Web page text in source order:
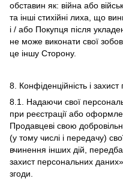
обставин як: війна або
та інші стихійні лиха, що
і / або Покупця після
не може виконати свої
це іншу Сторону.
8. Конфіденційність і
8.1. Надаючи свої
при реєстрації або
Продавцеві свою
(у тому числі і передачу)
вчинення інших дій,
захист персональних
згоди.